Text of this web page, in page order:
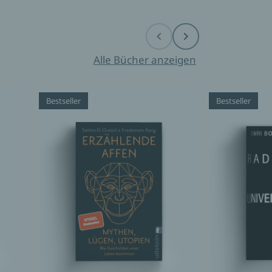
Before Next
Alle Bücher anzeigen
Bestseller Bestseller